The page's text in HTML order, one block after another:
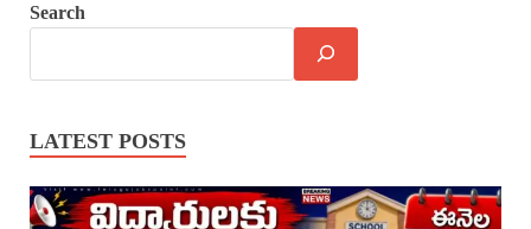
Search
LATEST POSTS